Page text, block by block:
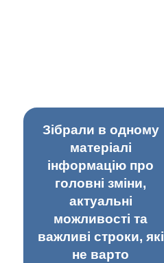
Зібрали в одному
матеріалі
інформацію про
головні зміни,
актуальні
можливості та
важливі строки, які
не варто